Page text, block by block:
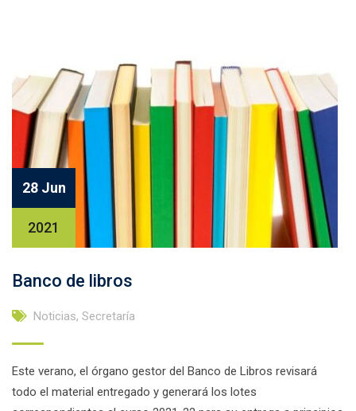
28 Jun
2021
Banco de libros
Noticias, Secretaría
Este verano, el órgano gestor del Banco de Libros revisará
todo el material entregado y generará los lotes